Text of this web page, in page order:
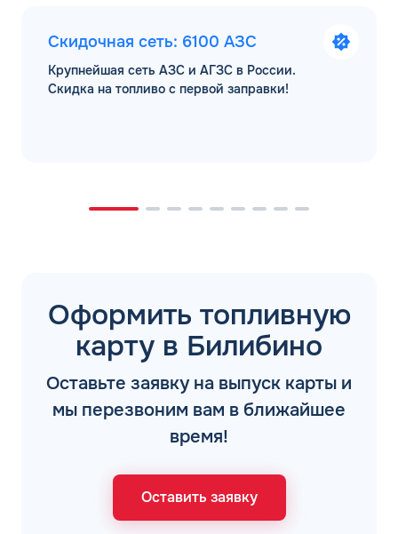
Скидочная сеть: 6100 АЗС
Крупнейшая сеть АЗС и АГЗС в России.
Скидка на топливо с первой заправки!
Оформить топливную
карту в Билибино
Оставьте заявку на выпуск карты и
мы перезвоним вам в ближайшее
время!
Оставить заявку